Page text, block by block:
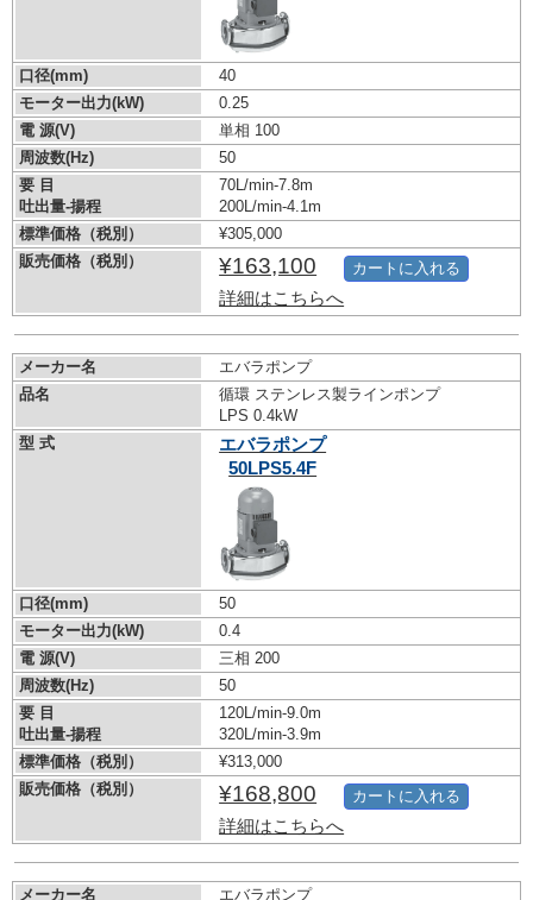
口径(mm)
40
モーター出力(kW)
0.25
電 源(V)
単相 100
周波数(Hz)
50
要 目
吐出量-揚程
70L/min-7.8m
200L/min-4.1m
標準価格（税別）
¥305,000
販売価格（税別）
¥163,100
詳細はこちらへ
カートに入れる
メーカー名
エバラポンプ
品名
循環 ステンレス製ラインポンプ
LPS 0.4kW
型 式
エバラポンプ
50LPS5.4F
口径(mm)
50
モーター出力(kW)
0.4
電 源(V)
三相 200
周波数(Hz)
50
要 目
吐出量-揚程
120L/min-9.0m
320L/min-3.9m
標準価格（税別）
¥313,000
販売価格（税別）
¥168,800
詳細はこちらへ
カートに入れる
メーカー名 エバラポンプ